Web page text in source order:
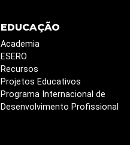
EDUCAÇÃO
Academia
ESERO
Recursos
Projetos Educativos
Programa Internacional de
Desenvolvimento Profissional